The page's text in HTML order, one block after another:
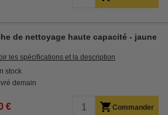
de nettoyage haute capacité - jaune
les spécifications et la description
stock
demain
€ Commander